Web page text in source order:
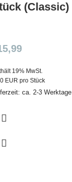
(Classic)
19% MwSt.
EUR pro Stück
ca. 2-3 Werktage